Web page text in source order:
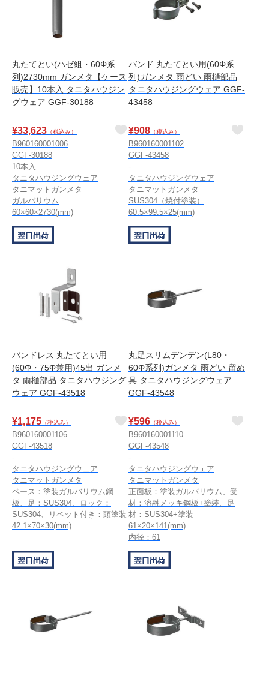
丸たてとい(ハゼ組・60Φ系
列)2730mm ガンメタ【ケース
販売】10本入 タニタハウジン
グウェア GGF-30188
¥33,623 （税込み）
B960160001006
GGF-30188
10本入
タニタハウジングウェア
タニマットガンメタ
ガルバリウム
60×60×2730(mm)
バンド 丸たてとい用(60Φ系
列)ガンメタ 雨どい 雨樋部品
タニタハウジングウェア GGF-
43458
¥908 （税込み）
B960160001102
GGF-43458
-
タニタハウジングウェア
タニマットガンメタ
SUS304（焼付塗装）
60.5×99.5×25(mm)
バンドレス 丸たてとい用
(60Φ・75Φ兼用)45出 ガンメ
タ 雨樋部品 タニタハウジング
ウェア GGF-43518
¥1,175 （税込み）
B960160001106
GGF-43518
-
タニタハウジングウェア
タニマットガンメタ
ベース：塗装ガルバリウム鋼
板、足：SUS304、ロック：
SUS304、リベット付き：頭塗装
42.1×70×30(mm)
丸足スリムデンデン(L80・
60Φ系列)ガンメタ 雨どい 留め
具 タニタハウジングウェア
GGF-43548
¥596 （税込み）
B960160001110
GGF-43548
-
タニタハウジングウェア
タニマットガンメタ
正面板：塗装ガルバリウム、受
材：溶融メッキ鋼板+塗装、足
材：SUS304+塗装
61×20×141(mm)
内径：61